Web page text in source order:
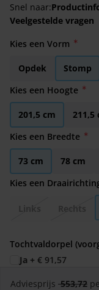
Snel naar:
Veelgestelde vragen
Kies een Vorm
Opdek
Stomp
Kies een Hoogte
201,5 cm 211,5
Kies een Breedte
73 cm 78 cm
Kies een
Tochtvaldorpel
Ja + € 91,57
Adviesprijs 553,72